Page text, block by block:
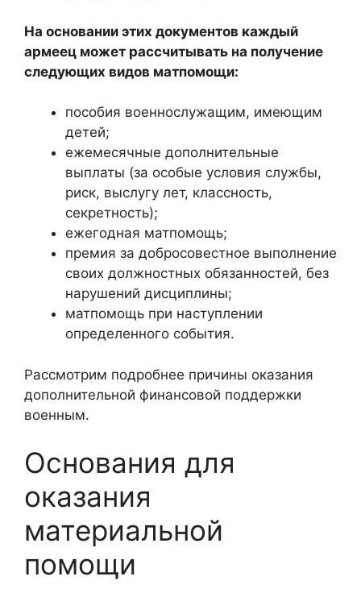
На основании этих документов каждый
армеец может рассчитывать на получение
следующих видов матпомощи:
пособия военнослужащим, имеющим
детей;
ежемесячные дополнительные
выплаты (за особые условия службы,
риск, выслугу лет, классность,
секретность);
ежегодная матпомощь;
премия за добросовестное выполнение
своих должностных обязанностей, без
нарушений дисциплины;
матпомощь при наступлении
определенного события.
Рассмотрим подробнее причины оказания
дополнительной финансовой поддержки
военным.
Основания для
оказания
материальной
помощи